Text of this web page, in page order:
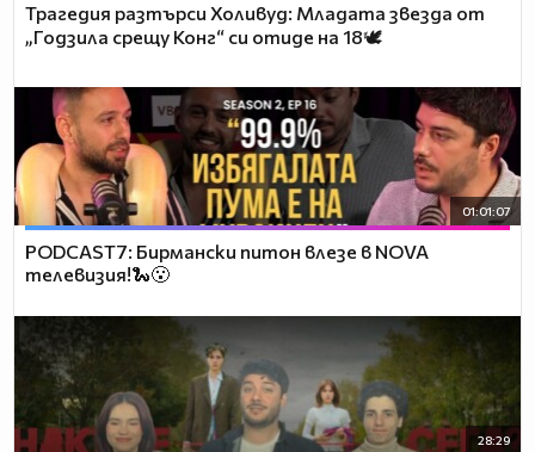
Трагедия разтърси Холивуд: Младата звезда от
„Годзила срещу Конг“ си отиде на 18🕊️
01:01:07
PODCAST7: Бирмански питон влезе в NOVA
телевизия!🐍😮
28:29